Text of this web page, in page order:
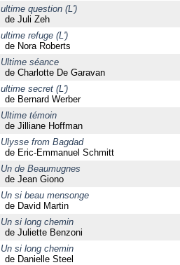
ultime question (L')
de Juli Zeh
ultime refuge (L')
de Nora Roberts
Ultime séance
de Charlotte De Garavan
ultime secret (L')
de Bernard Werber
Ultime témoin
de Jilliane Hoffman
Ulysse from Bagdad
de Eric-Emmanuel Schmitt
Un de Beaumugnes
de Jean Giono
Un si beau mensonge
de David Martin
Un si long chemin
de Juliette Benzoni
Un si long chemin
de Danielle Steel